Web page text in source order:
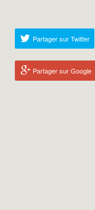
Partager sur Twitter
Partager sur Google